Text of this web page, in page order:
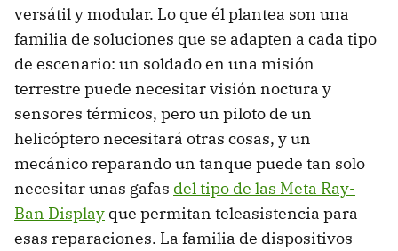
versátil y modular. Lo que él plantea son una
familia de soluciones que se adapten a cada tipo
de escenario: un soldado en una misión
terrestre puede necesitar visión noctura y
sensores térmicos, pero un piloto de un
helicóptero necesitará otras cosas, y un
mecánico reparando un tanque puede tan solo
necesitar unas gafas del tipo de las Meta Ray-
Ban Display que permitan teleasistencia para
esas reparaciones. La familia de dispositivos